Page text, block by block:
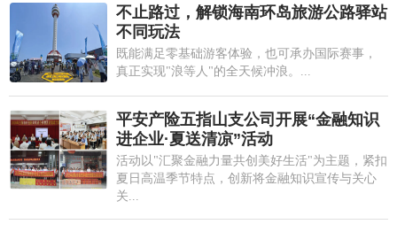
不止路过，解锁海南环岛旅游公路驿站
不同玩法
既能满足零基础游客体验，也可承办国际赛事，
真正实现"浪等人"的全天候冲浪。...
平安产险五指山支公司开展“金融知识
进企业·夏送清凉”活动
活动以"汇聚金融力量共创美好生活"为主题，紧扣
夏日高温季节特点，创新将金融知识宣传与关心
关...